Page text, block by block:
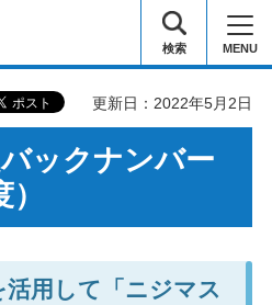
検索 MENU
更新日：2022年5月2日
ックナンバー
用して「ニジマス